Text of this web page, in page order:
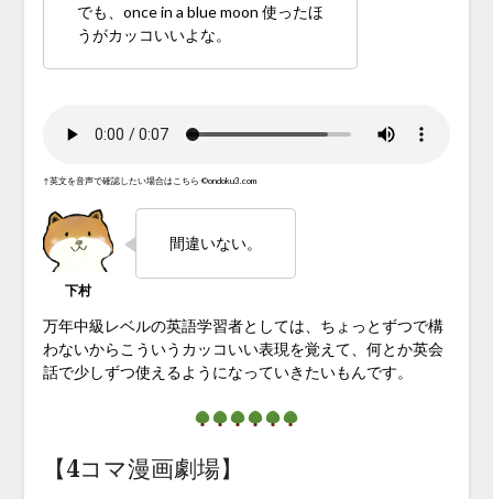
でも、once in a blue moon 使ったほ
うがカッコいいよな。
↑英文を音声で確認したい場合はこちら ©ondoku3.com
間違いない。
万年中級レベルの英語学習者としては、ちょっとずつで構
わないからこういうカッコいい表現を覚えて、何とか英会
話で少しずつ使えるようになっていきたいもんです。
【4コマ漫画劇場】